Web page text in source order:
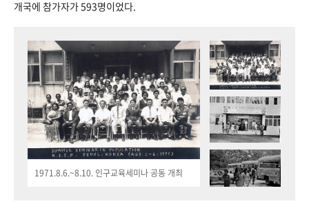
개국에 참가자가 593명이었다.
1971.8.6.~8.10. 인구교육세미나 공동 개최